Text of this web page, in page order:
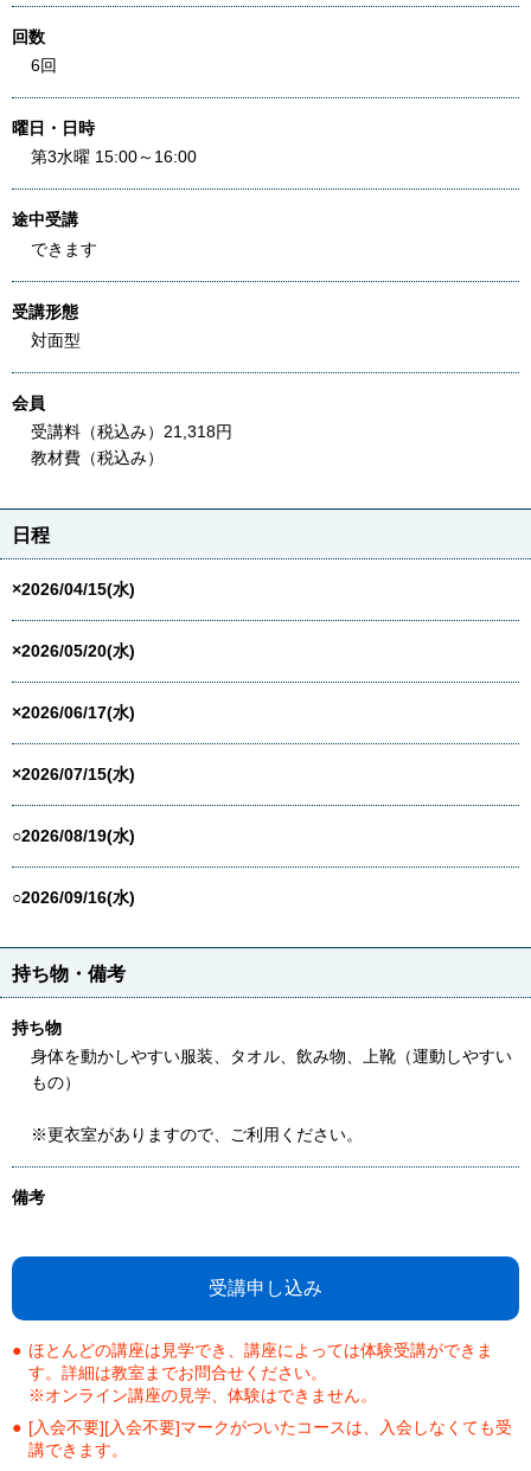
回数
6回
曜日・日時
第3水曜 15:00～16:00
途中受講
できます
受講形態
対面型
会員
受講料（税込み）21,318円
教材費（税込み）
日程
×2026/04/15(水)
×2026/05/20(水)
×2026/06/17(水)
×2026/07/15(水)
○2026/08/19(水)
○2026/09/16(水)
持ち物・備考
持ち物
身体を動かしやすい服装、タオル、飲み物、上靴（運動しやすい
もの）
※更衣室がありますので、ご利用ください。
備考
受講申し込み
ほとんどの講座は見学でき、講座によっては体験受講ができま
す。詳細は教室までお問合せください。
※オンライン講座の見学、体験はできません。
[入会不要][入会不要]マークがついたコースは、入会しなくても受
講できます。